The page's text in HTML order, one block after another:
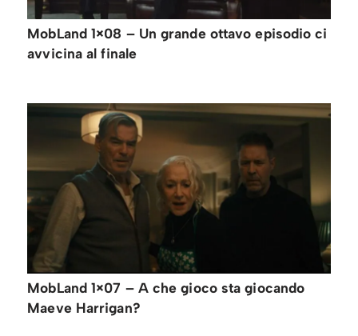
MobLand 1×08 – Un grande ottavo episodio ci
avvicina al finale
MobLand 1×07 – A che gioco sta giocando
Maeve Harrigan?